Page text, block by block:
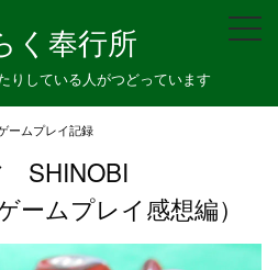
く奉行所
りしている人がつどっています
ームプレイ記録
SHINOBI
ームプレイ感想編）